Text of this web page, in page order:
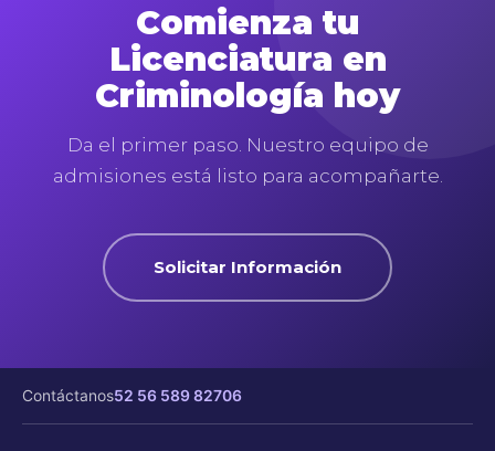
Comienza tu
Licenciatura en
Criminología hoy
Da el primer paso. Nuestro equipo de
admisiones está listo para acompañarte.
Solicitar Información
Contáctanos52 56 589 82706